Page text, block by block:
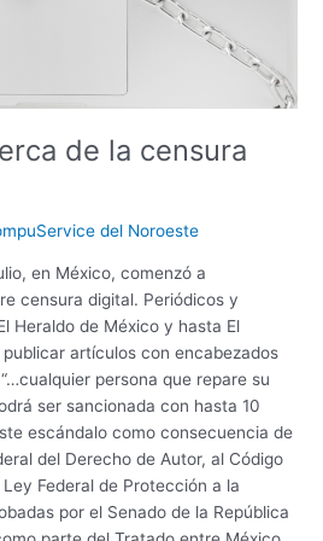
de la censura
del Noroeste
en México, comenzó a
censura digital. Periódicos y
Heraldo de México y hasta El
artículos con encabezados
persona que repare su
ser sancionada con hasta 10
escándalo como consecuencia de
del Derecho de Autor, al Código
Federal de Protección a la
por el Senado de la República